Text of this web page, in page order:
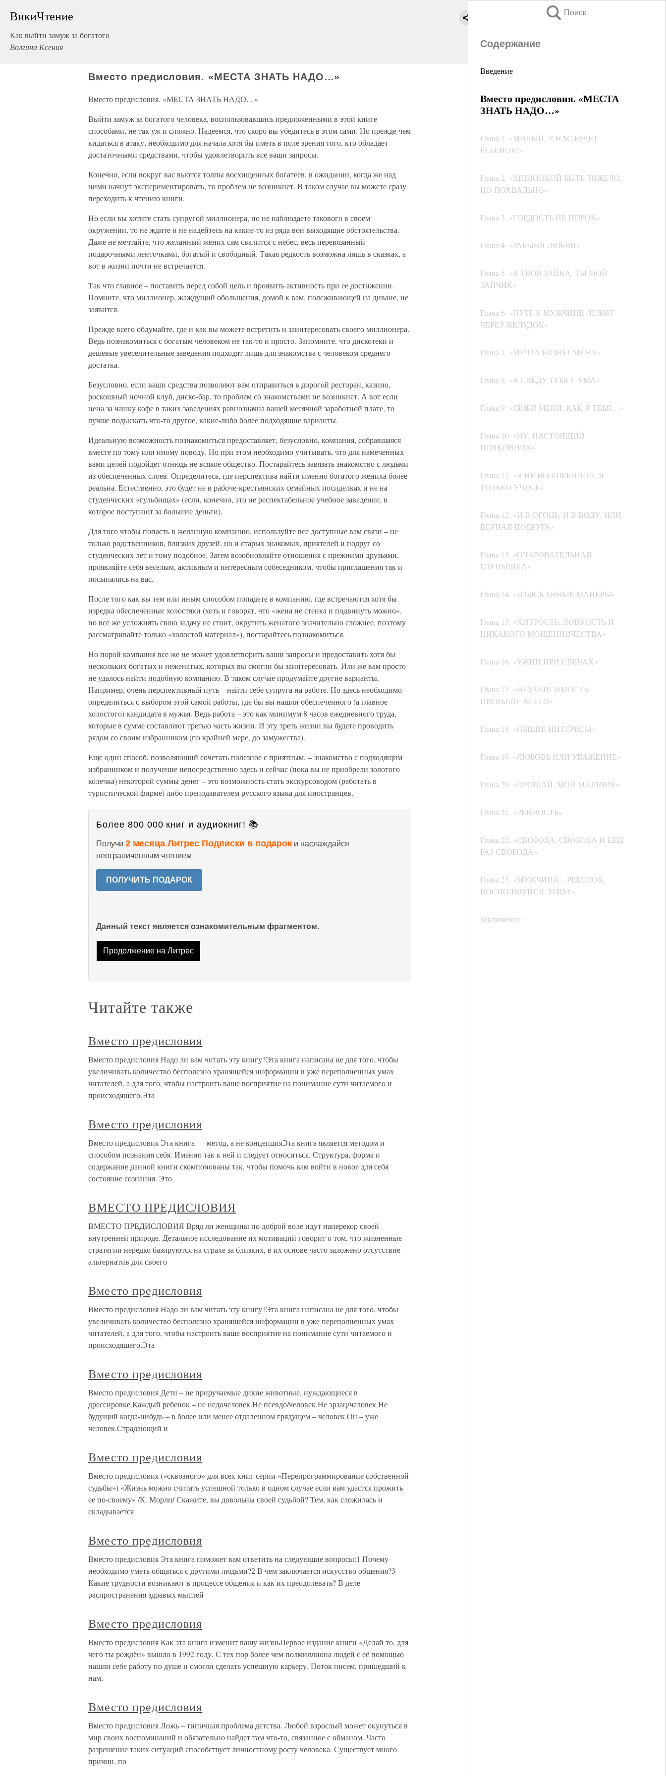
ВикиЧтение
Как выйти замуж за богатого
Волгина Ксения
Поиск
Содержание
Введение
Вместо предисловия. «МЕСТА
ЗНАТЬ НАДО…»
Глава 1. «МИЛЫЙ, У НАС БУДЕТ
РЕБЕНОК!»
Глава 2. «ШПИОНКОЙ БЫТЬ ТЯЖЕЛО,
НО ПОХВАЛЬНО»
Глава 3. «ГОРДОСТЬ НЕ ПОРОК»
Глава 4. «РАБЫНЯ ЛЮБВИ»
Глава 5. «Я ТВОЯ ЗАЙКА, ТЫ МОЙ
ЗАЙЧИК»
Глава 6. «ПУТЬ К МУЖЧИНЕ ЛЕЖИТ
ЧЕРЕЗ ЖЕЛУДОК»
Глава 7. «МЕЧТА БИЗНЕСМЕНА»
Глава 8. «Я СВЕДУ ТЕБЯ С УМА»
Глава 9. «ЛЮБИ МЕНЯ, КАК Я ТЕБЯ…»
Глава 10. «НУ, НАСТОЯЩИЙ
ПОЛКОВНИК»
Глава 11. «Я НЕ ВОЛШЕБНИЦА, Я
ТОЛЬКО УЧУСЬ»
Глава 12. «И В ОГОНЬ, И В ВОДУ, ИЛИ
ВЕРНАЯ ПОДРУГА»
Глава 13. «ОЧАРОВАТЕЛЬНАЯ
ГЛУПЫШКА»
Глава 14. «ИЗЫСКАННЫЕ МАНЕРЫ»
Глава 15. «ХИТРОСТЬ, ЛОВКОСТЬ И
НИКАКОГО МОШЕННИЧЕСТВА»
Глава 16. «УЖИН ПРИ СВЕЧАХ»
Глава 17. «НЕЗАВИСИМОСТЬ
ПРЕВЫШЕ ВСЕГО»
Глава 18. «ОБЩИЕ ИНТЕРЕСЫ»
Глава 19. «ЛЮБОВЬ ИЛИ УВАЖЕНИЕ»
Глава 20. «ПРОЩАЙ, МОЙ МАЛЬЧИК»
Глава 21. «РЕВНОСТЬ»
Глава 22. «СВОБОДА, СВОБОДА И ЕЩЕ
РАЗ СВОБОДА»
Глава 23. «МУЖЧИНА – РЕБЕНОК,
ВОСПОЛЬЗУЙСЯ ЭТИМ!»
Заключение
Вместо предисловия. «МЕСТА ЗНАТЬ НАДО…»
Вместо предисловия. «МЕСТА ЗНАТЬ НАДО…»
Выйти замуж за богатого человека, воспользовавшись предложенными в этой книге
способами, не так уж и сложно. Надеемся, что скоро вы убедитесь в этом сами. Но прежде чем
кидаться в атаку, необходимо для начала хотя бы иметь в поле зрения того, кто обладает
достаточными средствами, чтобы удовлетворить все ваши запросы.
Конечно, если вокруг вас вьются толпы восхищенных богатеев, в ожидании, когда же над
ними начнут экспериментировать, то проблем не возникнет. В таком случае вы можете сразу
переходить к чтению книги.
Но если вы хотите стать супругой миллионера, но не наблюдаете такового в своем
окружении, то не ждите и не надейтесь на какие-то из ряда вон выходящие обстоятельства.
Даже не мечтайте, что желанный жених сам свалится с небес, весь перевязанный
подарочными ленточками, богатый и свободный. Такая редкость возможна лишь в сказках, а
вот в жизни почти не встречается.
Так что главное – поставить перед собой цель и проявить активность при ее достижении.
Помните, что миллионер, жаждущий обольщения, домой к вам, полеживающей на диване, не
заявится.
Прежде всего обдумайте, где и как вы можете встретить и заинтересовать своего миллионера.
Ведь познакомиться с богатым человеком не так-то и просто. Запомните, что дискотеки и
дешевые увеселительные заведения подходят лишь для знакомства с человеком среднего
достатка.
Безусловно, если ваши средства позволяют вам отправиться в дорогой ресторан, казино,
роскошный ночной клуб, диско-бар, то проблем со знакомствами не возникнет. А вот если
цена за чашку кофе в таких заведениях равнозначна вашей месячной заработной плате, то
лучше подыскать что-то другое, какие-либо более подходящие варианты.
Идеальную возможность познакомиться предоставляет, безусловно, компания, собравшаяся
вместе по тому или иному поводу. Но при этом необходимо учитывать, что для намеченных
вами целей подойдет отнюдь не всякое общество. Постарайтесь завязать знакомство с людьми
из обеспеченных слоев. Определитесь, где перспектива найти именно богатого жениха более
реальна. Естественно, это будет не в рабоче-крестьянских семейных посиделках и не на
студенческих «гульбищах» (если, конечно, это не респектабельное учебное заведение, в
которое поступают за большие деньги).
Для того чтобы попасть в желанную компанию, используйте все доступные вам связи – не
только родственников, близких друзей, но и старых знакомых, приятелей и подруг со
студенческих лет и тому подобное. Затем возобновляйте отношения с прежними друзьями,
проявляйте себя веселым, активным и интересным собеседником, чтобы приглашения так и
посыпались на вас.
После того как вы тем или иным способом попадете в компанию, где встречаются хотя бы
изредка обеспеченные холостяки (хоть и говорят, что «жена не стенка и подвинуть можно»,
но все же усложнять свою задачу не стоит, окрутить женатого значительно сложнее, поэтому
рассматривайте только «холостой материал»), постарайтесь познакомиться.
Но порой компания все же не может удовлетворить ваши запросы и предоставить хотя бы
нескольких богатых и неженатых, которых вы смогли бы заинтересовать. Или же вам просто
не удалось найти подобную компанию. В таком случае продумайте другие варианты.
Например, очень перспективный путь – найти себе супруга на работе. Но здесь необходимо
определиться с выбором этой самой работы, где бы вы нашли обеспеченного (а главное –
холостого) кандидата в мужья. Ведь работа – это как минимум 8 часов ежедневного труда,
которые в сумме составляют третью часть жизни. И эту треть жизни вы будете проводить
рядом со своим избранником (по крайней мере, до замужества).
Еще один способ, позволяющий сочетать полезное с приятным, – знакомство с подходящим
избранником и получение непосредственно здесь и сейчас (пока вы не приобрели золотого
колечка) некоторой суммы денег – это возможность стать экскурсоводом (работать в
туристической фирме) либо преподавателем русского языка для иностранцев.
Более 800 000 книг и аудиокниг! 📚
Получи 2 месяца Литрес Подписки в подарок и наслаждайся
неограниченным чтением
ПОЛУЧИТЬ ПОДАРОК
Данный текст является ознакомительным фрагментом.
Продолжение на Литрес
Читайте также
Вместо предисловия
Вместо предисловия Надо ли вам читать эту книгу?Эта книга написана не для того, чтобы
увеличивать количество бесполезно хранящейся информации в уже переполненных умах
читателей, а для того, чтобы настроить ваше восприятие на понимание сути читаемого и
происходящего.Эта
Вместо предисловия
Вместо предисловия Эта книга — метод, а не концепцияЭта книга является методом и
способом познания себя. Именно так к ней и следует относиться. Структура, форма и
содержание данной книги скомпонованы так, чтобы помочь вам войти в новое для себя
состояние сознания. Это
ВМЕСТО ПРЕДИСЛОВИЯ
ВМЕСТО ПРЕДИСЛОВИЯ Вряд ли женщины по доброй воле идут наперекор своей
внутренней природе. Детальное исследование их мотиваций говорит о том, что жизненные
стратегии нередко базируются на страхе за близких, в их основе часто заложено отсутствие
альтернатив для своего
Вместо предисловия
Вместо предисловия Надо ли вам читать эту книгу?Эта книга написана не для того, чтобы
увеличивать количество бесполезно хранящейся информации в уже переполненных умах
читателей, а для того, чтобы настроить ваше восприятие на понимание сути читаемого и
происходящего.Эта
Вместо предисловия
Вместо предисловия Дети – не приручаемые дикие животные, нуждающиеся в
дрессировке.Каждый ребенок – не недочеловек.Не псевдо/человек.Не эрзац/человек.Не
будущий когда-нибудь – в более или менее отдаленном грядущем – человек.Он – уже
человек.Страдающий и
Вместо предисловия
Вместо предисловия («сквозного» для всех книг серии «Перепрограммирование собственной
судьбы») «Жизнь можно считать успешной только в одном случае если вам удастся прожить
ее по-своему» /К. Морли/ Скажите, вы довольны своей судьбой? Тем, как сложилась и
складывается
Вместо предисловия
Вместо предисловия Эта книга поможет вам ответить на следующие вопросы:1 Почему
необходимо уметь общаться с другими людьми?2 В чем заключается искусство общения?3
Какие трудности возникают в процессе общения и как их преодолевать? В деле
распространения здравых мыслей
Вместо предисловия
Вместо предисловия Как эта книга изменит вашу жизньПервое издание книги «Делай то, для
чего ты рождён» вышло в 1992 году. С тех пор более чем полмиллиона людей с её помощью
нашли себе работу по душе и смогли сделать успешную карьеру. Поток писем, пришедший к
нам,
Вместо предисловия
Вместо предисловия Ложь – типичная проблема детства. Любой взрослый может окунуться в
мир своих воспоминаний и обязательно найдет там что-то, связанное с обманом. Часто
разрешение таких ситуаций способствует личностному росту человека. Существует много
причин, по